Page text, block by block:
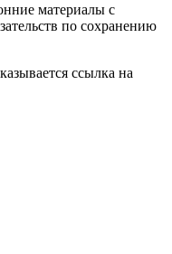
материалы с
по сохранению
ссылка на